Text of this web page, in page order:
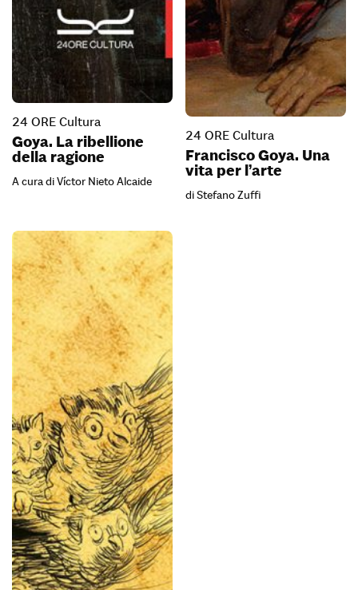
24 ORE Cultura
Goya. La ribellione
della ragione
A cura di Víctor Nieto Alcaide
24 ORE Cultura
Francisco Goya. Una
vita per l’arte
di Stefano Zuffi